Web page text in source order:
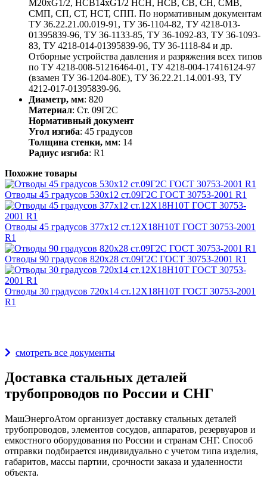
М20хG1/2, НСВ14хG1/2 НСН, НСВ, СВ, СН, СМВ,
СМП, СП, СТ, НСТ, СПП. По нормативным документам
ТУ 36.22.21.00.019-91, ТУ 36-1104-82, ТУ 4218-013-
01395839-96, ТУ 36-1133-85, ТУ 36-1092-83, ТУ 36-1093-
83, ТУ 4218-014-01395839-96, ТУ 36-1118-84 и др.
Отборные устройства давления и разряжения всех типов
по ТУ 4218-008-51216464-01, ТУ 4218-004-17416124-97
(взамен ТУ 36-1204-80Е), ТУ 36.22.21.14.001-93, ТУ
4212-017-01395839-96.
Диаметр, мм: 820
Материал: Ст. 09Г2С
Нормативный документ
Угол изгиба: 45 градусов
Толщина стенки, мм: 14
Радиус изгиба: R1
Похожие товары
Отводы 45 градусов 530х12 ст.09Г2С ГОСТ 30753-2001 R1
Отводы 45 градусов 377х12 ст.12Х18Н10Т ГОСТ 30753-2001
R1
Отводы 90 градусов 820х28 ст.09Г2С ГОСТ 30753-2001 R1
Отводы 30 градусов 720х14 ст.12Х18Н10Т ГОСТ 30753-2001
R1
смотреть все документы
Доставка стальных деталей
трубопроводов по России и СНГ
МашЭнергоАтом организует доставку стальных деталей
трубопроводов, элементов сосудов, аппаратов, резервуаров и
емкостного оборудования по России и странам СНГ. Способ
отправки подбирается индивидуально с учетом типа изделия,
габаритов, массы партии, срочности заказа и удаленности
объекта.